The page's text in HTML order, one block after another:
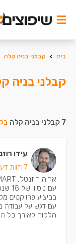
בית > קבלני בניה קלה
קבלני בניה
7 קבלני בניה קלה
עידו
7 חוות דעת
עם
בביצוע
עם דגש על עבודה
הלקוח לאורך כל